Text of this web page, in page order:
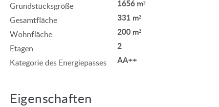
Grundstücksgröße 1656 m²
Gesamtfläche 331 m²
Wohnfläche 200 m²
Etagen 2
Kategorie des Energiepasses AA++
Eigenschaften